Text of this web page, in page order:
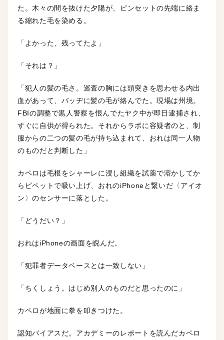
た。木々の間を抜けた夕陽が、ピンセットの先端に絡ま
る縮れた毛を染める。
「よかった、残ってたよ」
「それは？」
「犯人の髪の毛さ。巡査の胸には頭突きを思わせる内出
血があって、バッヂに髪の毛が絡んでた。現場は州境。
FBIの調整で黒人警察を恨んでたヤク中が即日逮捕され、
すぐに自供が得られた。それからラボに容疑者のと、制
服からの二つの髪の毛が持ち込まれて、おれは同一人物
のものだと判断した」
カペロは毛根をシャーレに浸し組織を試薬で溶かしてか
らピペットで吸い上げ、おれのiPhoneと繋いだ〈アイオ
ン〉のセンサーに落とした。
「どうだい？」
おれはiPhoneの画面を睨んだ。
「犯罪者データベースとは一致しない」
「ちくしょう。はじめ別人のものだと思ったのに」
カペロが地面に拳を叩きつけた。
認知バイアスだ。アカデミーのレポートを読んだカペロ